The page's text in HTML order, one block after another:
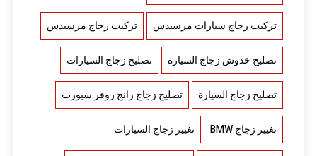
تركيب زجاج سيارات مرسيدس تركيب زجاج مرسيدس
تصليح خدوش زجاج السيارة تصليح زجاج السيارات
تصليح زجاج السيارة تصليح زجاج رانج روفر سبورت
تغيير زجاج BMW تغيير زجاج السيارات